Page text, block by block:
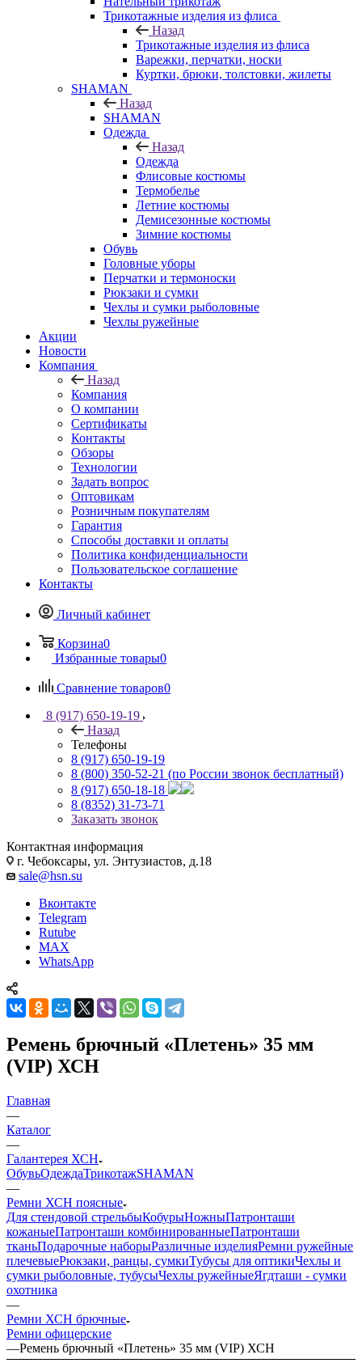
Трикотажные изделия из флиса
Назад
Трикотажные изделия из флиса
Варежки, перчатки, носки
Куртки, брюки, толстовки, жилеты
SHAMAN
Назад
SHAMAN
Одежда
Назад
Одежда
Флисовые костюмы
Термобелье
Летние костюмы
Демисезонные костюмы
Зимние костюмы
Обувь
Головные уборы
Перчатки и термоноски
Рюкзаки и сумки
Чехлы и сумки рыболовные
Чехлы ружейные
Акции
Новости
Компания
Назад
Компания
О компании
Сертификаты
Контакты
Обзоры
Технологии
Задать вопрос
Оптовикам
Розничным покупателям
Гарантия
Способы доставки и оплаты
Политика конфиденциальности
Пользовательское соглашение
Контакты
Личный кабинет
Корзина0
Избранные товары0
Сравнение товаров0
8 (917) 650-19-19
Назад
Телефоны
8 (917) 650-19-19
8 (800) 350-52-21 (по России звонок бесплатный)
8 (917) 650-18-18
8 (8352) 31-73-71
Заказать звонок
Контактная информация
г. Чебоксары, ул. Энтузиастов, д.18
sale@hsn.su
Вконтакте
Telegram
Rutube
MAX
WhatsApp
Ремень брючный «Плетень» 35 мм
(VIP) ХСН
Главная
—
Каталог
—
Галантерея ХСН
ОбувьОдеждаТрикотажSHAMAN
—
Ремни ХСН поясные
Для стендовой стрельбыКобурыНожныПатронташи
кожаныеПатронташи комбинированныеПатронташи
тканьПодарочные наборыРазличные изделияРемни ружейные
плечевыеРюкзаки, ранцы, сумкиТубусы для оптикиЧехлы и
сумки рыболовные, тубусыЧехлы ружейныеЯгдташи - сумки
охотника
—
Ремни ХСН брючные
Ремни офицерские
—Ремень брючный «Плетень» 35 мм (VIP) ХСН